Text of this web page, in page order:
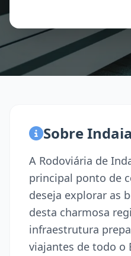
Sobre
A Rodoviária de
principal ponto de
deseja explorar as
desta charmosa
infraestrutura
viajantes de todo o